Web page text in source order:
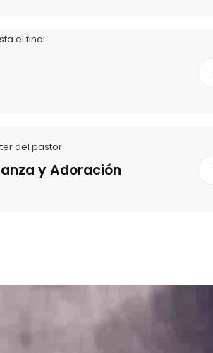
el final
del pastor
y Adoración